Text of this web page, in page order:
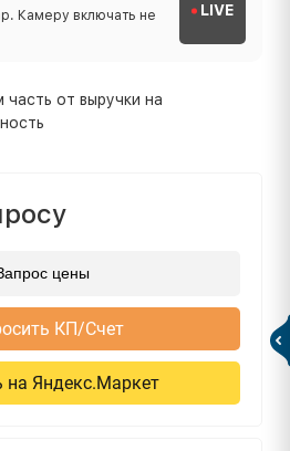
Камеру включать не
LIVE
от выручки на
цены
КП/Счет
на Яндекс.Маркет